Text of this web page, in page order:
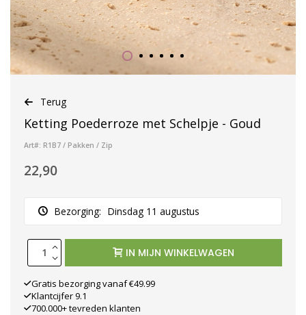
Terug
Ketting Poederroze met Schelpje - Goud
Art#: R1B7 / Pakken / Zip
22,90
Bezorging: Dinsdag 11 augustus
IN MIJN WINKELWAGEN
Gratis bezorging vanaf €49.99
Klantcijfer 9.1
700.000+ tevreden klanten